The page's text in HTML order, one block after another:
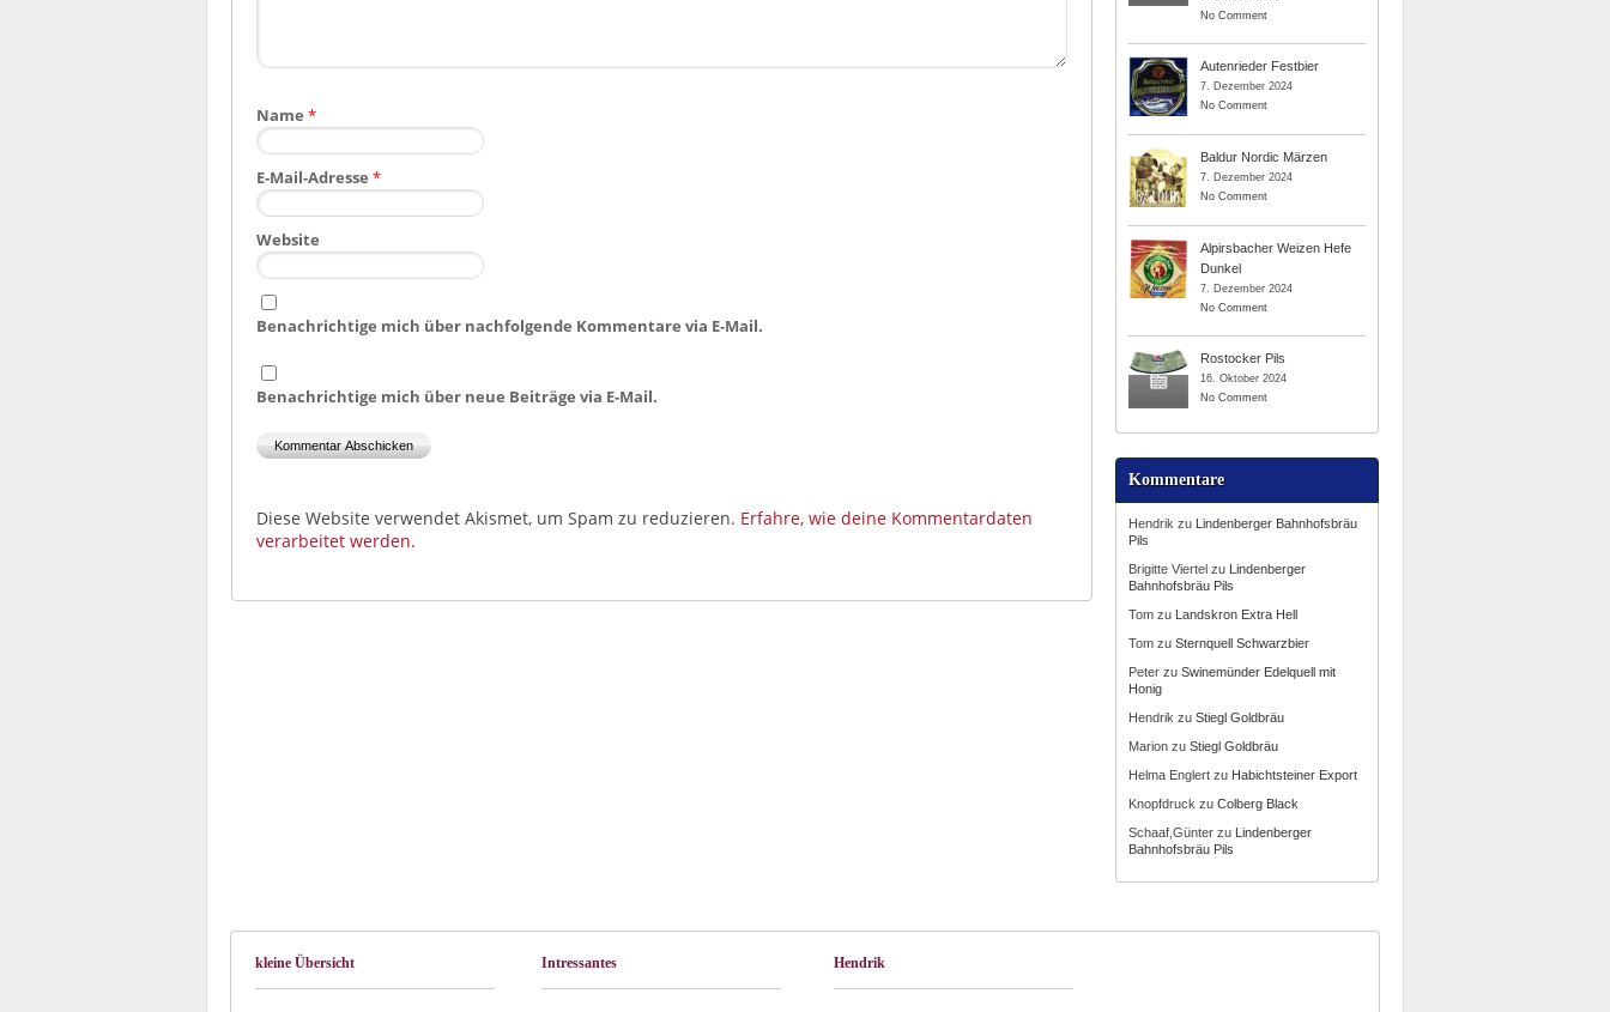
Name *
E-Mail-Adresse *
Website
Benachrichtige mich über nachfolgende Kommentare via E-Mail.
Benachrichtige mich über neue Beiträge via E-Mail.
Diese Website verwendet Akismet, um Spam zu reduzieren. Erfahre, wie deine Kommentardaten
verarbeitet werden.
No Comment
Autenrieder Festbier
7. Dezember 2024
No Comment
Baldur Nordic Märzen
7. Dezember 2024
No Comment
Alpirsbacher Weizen Hefe
Dunkel
7. Dezember 2024
No Comment
Rostocker Pils
16. Oktober 2024
No Comment
Kommentare
Hendrik zu Lindenberger Bahnhofsbräu
Pils
Brigitte Viertel zu Lindenberger
Bahnhofsbräu Pils
Tom zu Landskron Extra Hell
Tom zuSternquell Schwarzbier
Peter zuSwinemünder Edelquell mit
Honig
Hendrik zuStiegl Goldbräu
Marion zuStiegl Goldbräu
Helma Englert zu Habichtsteiner Export
Knopfdruck zuColberg Black
Schaaf,Günter zu Lindenberger
Bahnhofsbräu Pils
kleine Übersicht Intressantes Hendrik